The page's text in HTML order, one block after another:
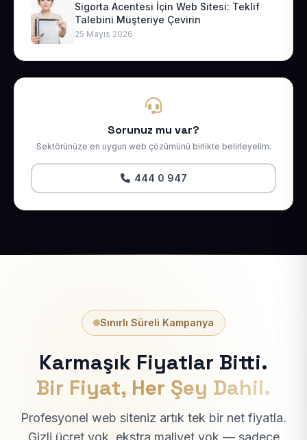
Sigorta Acentesi İçin Web Sitesi: Teklif
Talebini Müşteriye Çevirin
25 Mayıs 2026
Sorunuz mu var?
Sektörünüze en uygun web çözümünü birlikte belirleyelim.
444 0 947
Sınırlı Süreli Kampanya
Karmaşık Fiyatlar Bitti.
Bir Fiyat, Her Şey Dahil.
Profesyonel web siteniz artık tek bir net fiyatla.
Gizli ücret yok, ekstra maliyet yok — sadece